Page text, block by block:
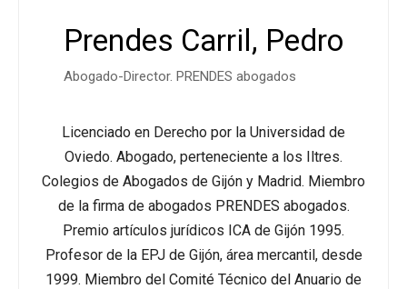
Prendes Carril, Pedro
Abogado-Director. PRENDES abogados
Licenciado en Derecho por la Universidad de
Oviedo. Abogado, perteneciente a los Iltres.
Colegios de Abogados de Gijón y Madrid. Miembro
de la firma de abogados PRENDES abogados.
Premio artículos jurídicos ICA de Gijón 1995.
Profesor de la EPJ de Gijón, área mercantil, desde
1999. Miembro del Comité Técnico del Anuario de